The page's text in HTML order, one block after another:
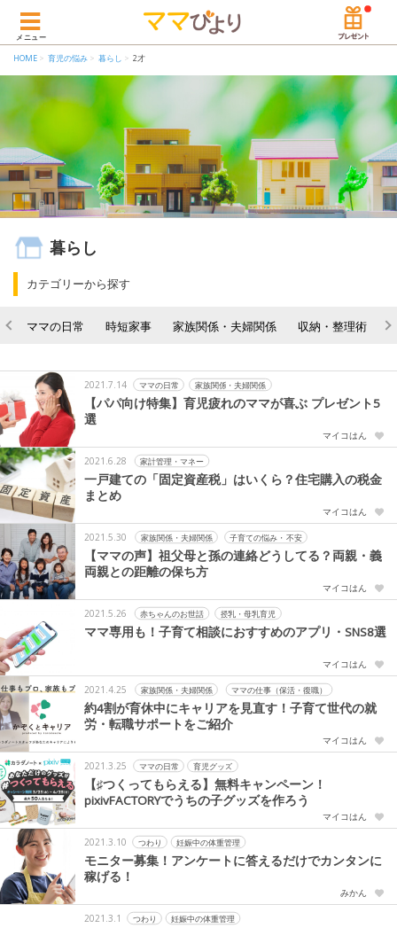
メニュー
HOME 育児の悩み 暮らし 2才
暮らし
カテゴリーから探す
ママの日常 時短家事 家族関係・夫婦関係 収納・整理術
2021.7.14 ママの日常 家族関係・夫婦関係
【パパ向け特集】育児疲れのママが喜ぶ プレゼント5
選
マイコはん
2021.6.28 家計管理・マネー
一戸建ての「固定資産税」はいくら？住宅購入の税金
まとめ
マイコはん
2021.5.30 家族関係・夫婦関係 子育ての悩み・不安
【ママの声】祖父母と孫の連絡どうしてる？両親・義
両親との距離の保ち方
マイコはん
2021.5.26 赤ちゃんのお世話 授乳・母乳育児
ママ専用も！子育て相談におすすめのアプリ・SNS8選
マイコはん
2021.4.25 家族関係・夫婦関係 ママの仕事（保活・復職）
約4割が育休中にキャリアを見直す！子育て世代の就
労・転職サポートをご紹介
マイコはん
2021.3.25 ママの日常 育児グッズ
【♯つくってもらえる】無料キャンペーン！
pixivFACTORYでうちの子グッズを作ろう
マイコはん
2021.3.10 つわり 妊娠中の体重管理
モニター募集！アンケートに答えるだけでカンタンに
稼げる！
みかん
2021.3.1 つわり 妊娠中の体重管理